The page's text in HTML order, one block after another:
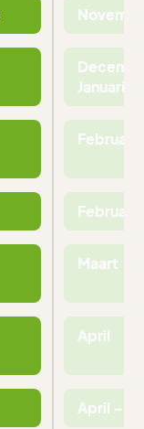
Januari
Februari
Februari
Maart
April
April –